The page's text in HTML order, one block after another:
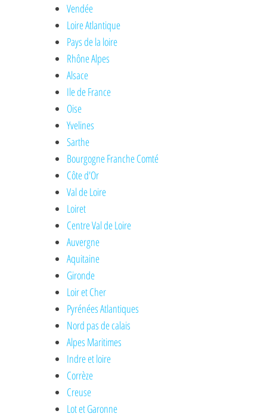
Vendée
Loire Atlantique
Pays de la loire
Rhône Alpes
Alsace
Ile de France
Oise
Yvelines
Sarthe
Bourgogne Franche Comté
Côte d'Or
Val de Loire
Loiret
Centre Val de Loire
Auvergne
Aquitaine
Gironde
Loir et Cher
Pyrénées Atlantiques
Nord pas de calais
Alpes Maritimes
Indre et loire
Corrèze
Creuse
Lot et Garonne